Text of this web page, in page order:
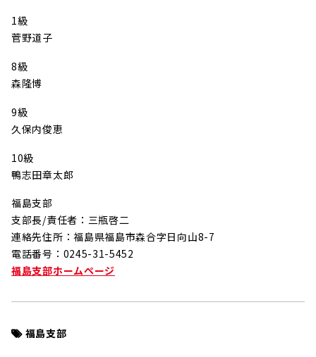
1級
菅野道子
8級
森隆博
9級
久保内俊恵
10級
鴨志田章太郎
福島支部
支部長/責任者：三瓶啓二
連絡先住所：福島県福島市森合字日向山8-7
電話番号：0245-31-5452
福島支部ホームページ
福島支部